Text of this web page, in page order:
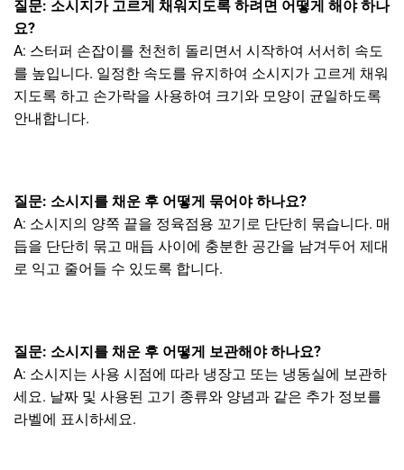
질문: 소시지가 고르게 채워지도록 하려면 어떻게 해야 하나
요?
A: 스터퍼 손잡이를 천천히 돌리면서 시작하여 서서히 속도
를 높입니다. 일정한 속도를 유지하여 소시지가 고르게 채워
지도록 하고 손가락을 사용하여 크기와 모양이 균일하도록
안내합니다.
질문: 소시지를 채운 후 어떻게 묶어야 하나요?
A: 소시지의 양쪽 끝을 정육점용 꼬기로 단단히 묶습니다. 매
듭을 단단히 묶고 매듭 사이에 충분한 공간을 남겨두어 제대
로 익고 줄어들 수 있도록 합니다.
질문: 소시지를 채운 후 어떻게 보관해야 하나요?
A: 소시지는 사용 시점에 따라 냉장고 또는 냉동실에 보관하
세요. 날짜 및 사용된 고기 종류와 양념과 같은 추가 정보를
라벨에 표시하세요.